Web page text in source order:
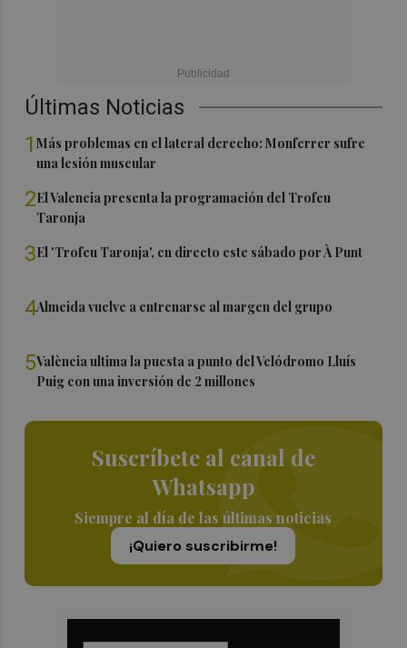
Últimas Noticias
1Más problemas en el lateral derecho: Monferrer sufre
una lesión muscular
2El Valencia presenta la programación del Trofeu
Taronja
3El 'Trofeu Taronja', en directo este sábado por À Punt
4Almeida vuelve a entrenarse al margen del grupo
5València ultima la puesta a punto del Velódromo Lluís
Puig con una inversión de 2 millones
Suscríbete al canal de
Whatsapp
Siempre al día de las últimas noticias
¡Quiero suscribirme!